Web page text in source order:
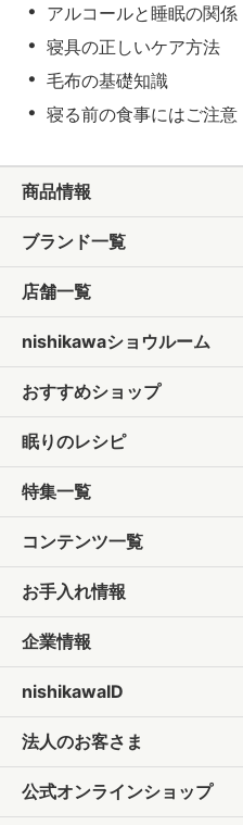
アルコールと睡眠の関係
寝具の正しいケア方法
毛布の基礎知識
寝る前の食事にはご注意
商品情報
ブランド一覧
店舗一覧
nishikawaショウルーム
おすすめショップ
眠りのレシピ
特集一覧
コンテンツ一覧
お手入れ情報
企業情報
nishikawaID
法人のお客さま
公式オンラインショップ